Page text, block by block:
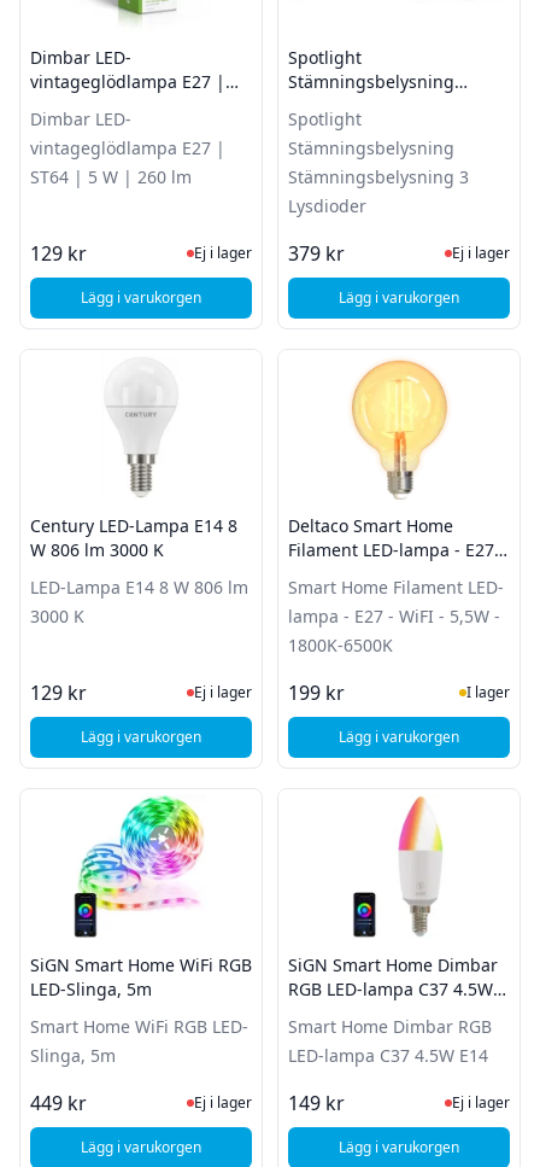
Dimbar LED-
vintageglödlampa E27 |
Dimbar LED-
vintageglödlampa E27 |
ST64 | 5 W | 260 lm
129 kr Ej i lager, besök produktsidan för
Ej i lager
Lägg i varukorgen, Dimbar LED-vintageglödlampa E27 | ST64 | 5 W | 260 lm
Spotlight
Stämningsbelysning
Lysdioder
Spotlight
Stämningsbelysning
Stämningsbelysning 3
Lysdioder
379 kr Ej i lager,
Ej i lager
Lägg i varukorgen
, Spotlight
Century LED-Lampa E14 8
W 806 lm 3000 K
LED-Lampa E14 8 W 806 lm
3000 K
129 kr Ej i lager, besök produktsidan för
Ej i lager
Lägg i varukorgen, Century LED-Lampa E14 8 W 806 lm 3000 K
Deltaco Smart Home
Filament LED-lampa - E27 -
Smart Home Filament LED-
lampa - E27 - WiFI - 5,5W -
1800K-6500K
199 kr I Lager
I lager
Lägg i varukorgen
, Deltaco Smart
SiGN Smart Home WiFi RGB
LED-Slinga, 5m
Smart Home WiFi RGB LED-
Slinga, 5m
449 kr Ej i lager, besök produktsidan för
Ej i lager
Lägg i varukorgen, SiGN Smart Home WiFi RGB LED-Slinga, 5m
SiGN Smart Home Dimbar
RGB LED-lampa C37 4.5W
Smart Home Dimbar RGB
LED-lampa C37 4.5W E14
149 kr Ej i lager,
Ej i lager
Lägg i varukorgen, SiGN Smart Home